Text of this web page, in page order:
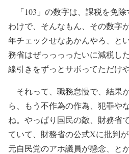
「103」の数字は、課税を免
わけで、そんなもん、その数字
年チェックせなあかんやろ、と
務省はぜっっっったいに減税し
線引きをずっとサボってただけや
それって、職務怠慢で、結果
ら、もう不作為の作為、犯罪や
ね。やっぱり国民の敵、財務省
ていて、財務省の公式Xに批判
元自民党のアホ議員が懸念、と